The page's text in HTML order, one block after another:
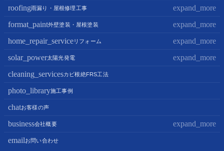
roofing雨漏り・屋根修理工事 expand_more
屋根修理・屋根工事
屋根カバー工法
谷板金工事
format_paint外壁塗装・屋根塗装 expand_more
外壁塗装
屋根塗装
home_repair_serviceリフォーム expand_more
キッチンリフォーム
バスルームリフォーム
solar_power太陽光発電 expand_more
太陽光パネル設置
蓄電池設置
cleaning_servicesカビ根絶FRS工法
photo_library施工事例
chatお客様の声
business会社概要 expand_more
会社案内
emailお問い合わせ